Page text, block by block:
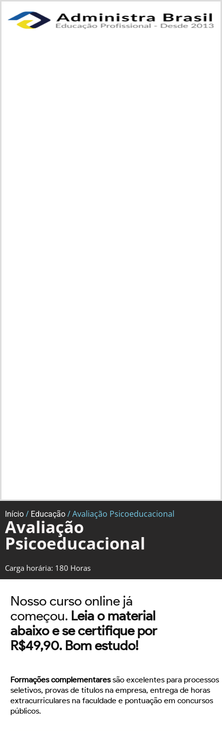
Início / Educação / Avaliação Psicoeducacional
Avaliação
Psicoeducacional
Carga horária: 180 Horas
Nosso curso online já
começou. Leia o material
abaixo e se certifique por
R$49,90. Bom estudo!
Formações complementaressão excelentes para processos
seletivos, provas de títulos na empresa, entrega de horas
extracurriculares na faculdade e pontuação em concursos
públicos.